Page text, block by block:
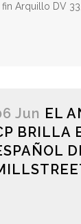
Arquillo DV
Jun EL
BRILLA